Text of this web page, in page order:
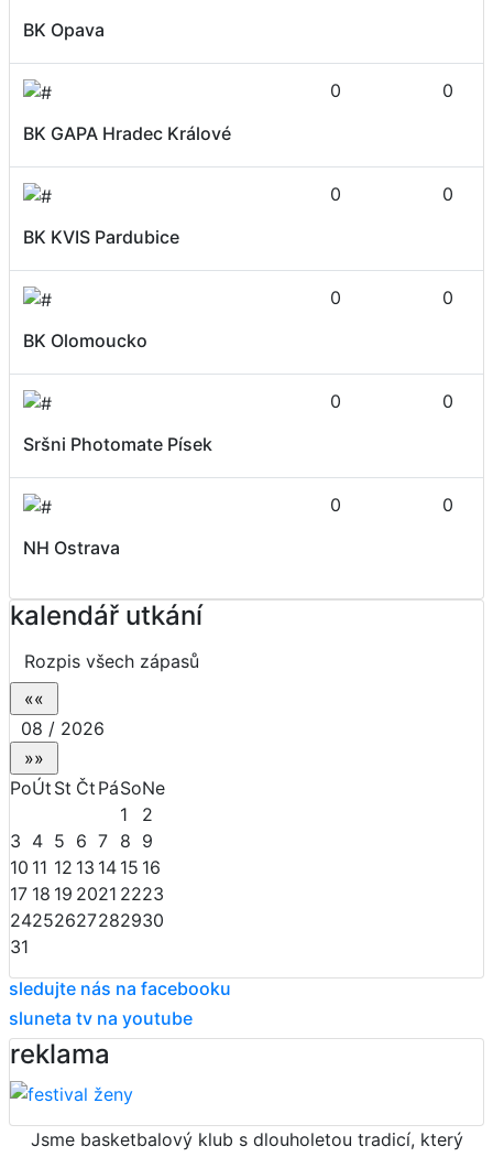
BK Opava
BK GAPA Hradec Králové
0 0
BK KVIS Pardubice
0 0
BK Olomoucko
0 0
Sršni Photomate Písek
0 0
NH Ostrava
0 0
kalendář utkání
Rozpis všech zápasů
08 / 2026
PoÚt St Čt PáSoNe
1
2
3 4 5 6 7 8 9
10 11 12 13 14 15 16
17 18 19 2021 2223
24252627282930
31
sledujte nás na facebooku
sluneta tv na youtube
reklama
Jsme basketbalový klub s dlouholetou tradicí, který